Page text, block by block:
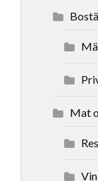
Mat
Vin